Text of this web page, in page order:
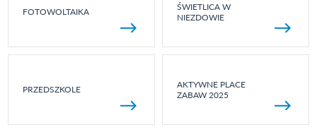
FOTOWOLTAIKA
ŚWIETLICA W
NIEZDOWIE
PRZEDSZKOLE
AKTYWNE PLACE
ZABAW 2025